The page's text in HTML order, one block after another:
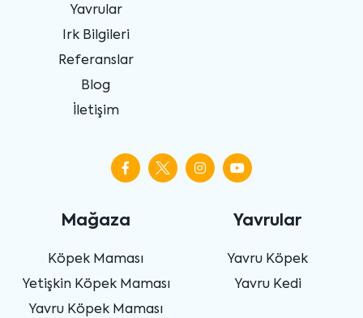
Yavrular
Irk Bilgileri
Referanslar
Blog
İletişim
Mağaza
Köpek Maması
Yetişkin Köpek Maması
Yavru Köpek Maması
Yavrular
Yavru Köpek
Yavru Kedi